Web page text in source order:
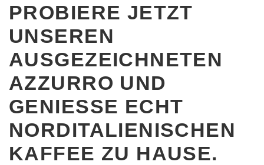
PROBIERE JETZT
UNSEREN
AUSGEZEICHNETEN
AZZURRO UND
GENIESSE ECHT N
ORDITALIENISCHEN K
AFFEE ZU HAUSE.